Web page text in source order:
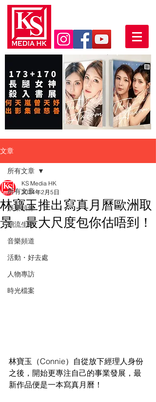
文章
所有文章
娛樂頭條
潮流生活
音樂頻道
活動・好去處
人物專訪
時光檔案
所有文章
林寶玉推出寫真月曆歐洲取
景 最大尺度包你估唔到！
KS Media HK
2024年2月5日
林寶玉（Connie）自從放下經理人身份
之後，開始更專注自己的事業發展，最
新作品便是一本寫真月曆！